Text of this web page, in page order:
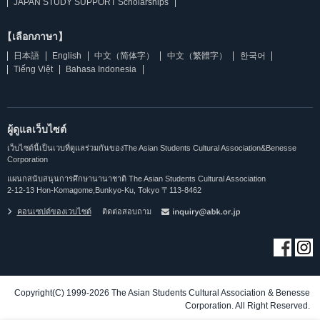
JAPAN STUDY SUPPORT Scholarships
【เลือกภาษา】
日本語 English 中文（简体字） 中文（繁體字）
한국어
Tiếng Việt
Bahasa Indonesia
ผู้ดูแลเว็บไซต์
เว็บไซต์นี้เป็นเวบที่ดูแลร่วมกันของThe Asian Students Cultural Association&Benesse
Corporation
แผนกสนับสนุนการศึกษานานาชาติ The Asian Students Cultural Association
2-12-13 Hon-Komagome,Bunkyo-Ku, Tokyo 〒113-8462
คอนเซปต์ของเวบไซต์ ติดต่อสอบถาม
Copyright(C) 1999-2026 The Asian Students Cultural Association & Benesse
Corporation. All Right Reserved.